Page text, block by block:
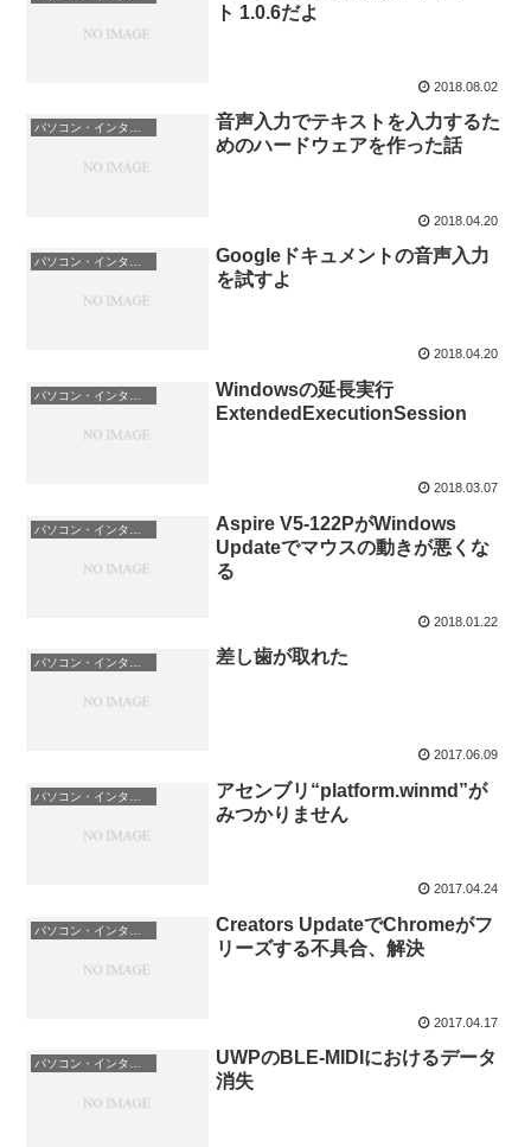
ト 1.0.6だよ
2018.08.02
パソコン・インターネット
音声入力でテキストを入力するた
めのハードウェアを作った話
2018.04.20
Googleドキュメントの音声入力
を試すよ
2018.04.20
Windowsの延長実行
ExtendedExecutionSession
2018.03.07
Aspire V5-122PがWindows
Updateでマウスの動きが悪くな
る
2018.01.22
パソコン・インターネット 差し歯が取れた
2017.06.09
アセンブリ“platform.winmd”が
みつかりません
2017.04.24
Creators UpdateでChromeがフ
リーズする不具合、解決
2017.04.17
パソコン・インターネット
UWPのBLE-MIDIにおけるデータ
消失